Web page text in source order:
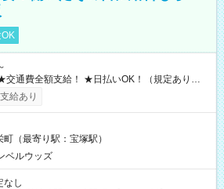
現金GET♪ お仕事後はコンビニATMから 日払
給あり
（最寄り駅：宝塚駅）
ベルウッズ
なし